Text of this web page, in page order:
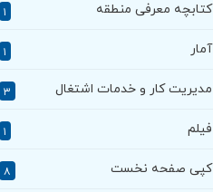
کتابچه معرفی منطقه ۱
آمار ۱
مدیریت کار و خدمات اشتغال ۳
فیلم ۱
کپی صفحه نخست ۸